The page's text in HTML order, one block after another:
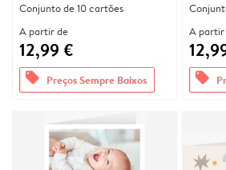
Conjunto de 10 cartões
A partir de
12,99 €
offers Preços Sempre Baixos
A partir
offers